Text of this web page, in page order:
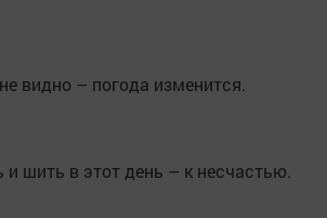
видно – погода изменится.
и шить в этот день – к несчастью.